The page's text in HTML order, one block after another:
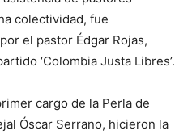
colectividad, fue
el pastor Édgar Rojas,
‘Colombia Justa Libres’.
cargo de la Perla de
Óscar Serrano, hicieron la